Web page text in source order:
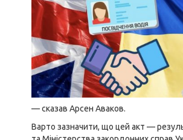
— сказав Арсен Аваков.
Варто зазначити, що цей акт —